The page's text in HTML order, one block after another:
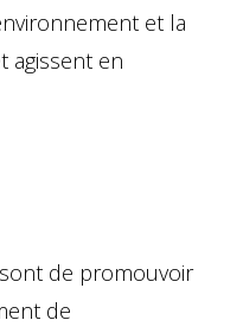
et la
agissent en
sont de promouvoir
de